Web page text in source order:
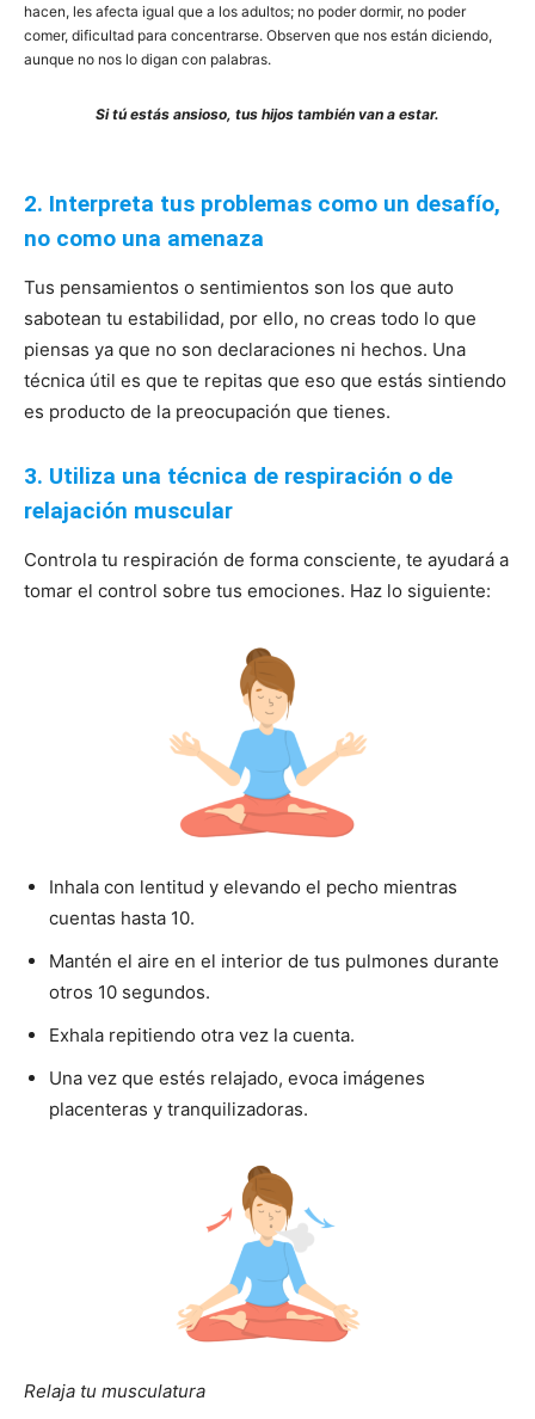
hacen, les afecta igual que a los adultos; no poder dormir, no poder
comer, dificultad para concentrarse. Observen que nos están diciendo,
aunque no nos lo digan con palabras.
Si tú estás ansioso, tus hijos también van a estar.
2. Interpreta tus problemas como un desafío,
no como una amenaza
Tus pensamientos o sentimientos son los que auto
sabotean tu estabilidad, por ello, no creas todo lo que
piensas ya que no son declaraciones ni hechos. Una
técnica útil es que te repitas que eso que estás sintiendo
es producto de la preocupación que tienes.
3. Utiliza una técnica de respiración o de
relajación muscular
Controla tu respiración de forma consciente, te ayudará a
tomar el control sobre tus emociones. Haz lo siguiente:
Inhala con lentitud y elevando el pecho mientras
cuentas hasta 10.
Mantén el aire en el interior de tus pulmones durante
otros 10 segundos.
Exhala repitiendo otra vez la cuenta.
Una vez que estés relajado, evoca imágenes
placenteras y tranquilizadoras.
Relaja tu musculatura